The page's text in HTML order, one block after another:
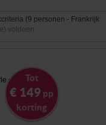
(9 personen - Frankrijk
voldoen.
Tot
€ 149 pp
korting